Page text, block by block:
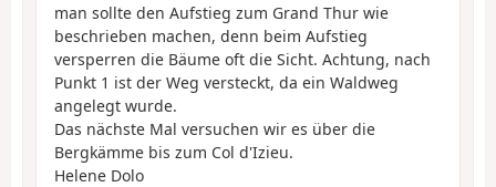
man sollte den Aufstieg zum Grand Thur wie
beschrieben machen, denn beim Aufstieg
versperren die Bäume oft die Sicht. Achtung, nach
Punkt 1 ist der Weg versteckt, da ein Waldweg
angelegt wurde.
Das nächste Mal versuchen wir es über die
Bergkämme bis zum Col d'Izieu.
Helene Dolo